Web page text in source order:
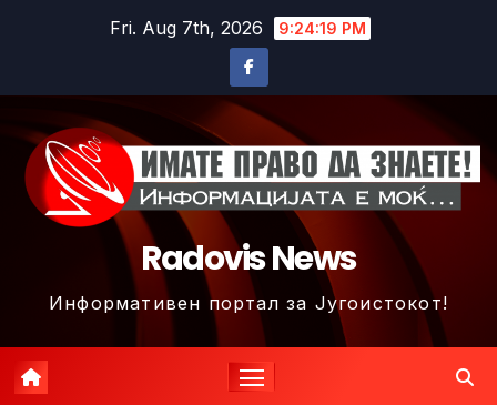
Fri. Aug 7th, 2026 9:24:22 PM
Radovis News
Информативен портал за Југоистокот!